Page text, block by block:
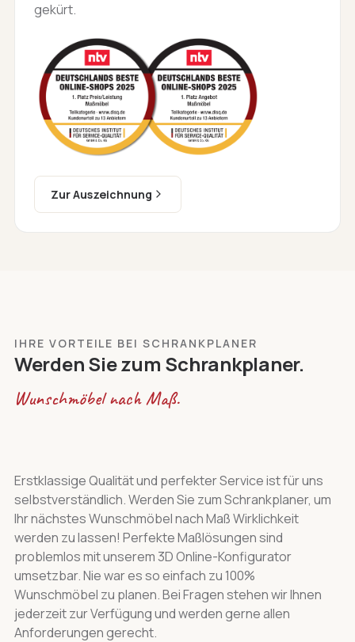
gekürt.
Zur Auszeichnung
IHRE VORTEILE BEI SCHRANKPLANER
Werden Sie zum Schrankplaner.
Wunschmöbel nach Maß.
Erstklassige Qualität und perfekter Service ist für uns
selbstverständlich. Werden Sie zum Schrankplaner, um
Ihr nächstes Wunschmöbel nach Maß Wirklichkeit
werden zu lassen! Perfekte Maßlösungen sind
problemlos mit unserem 3D Online-Konfigurator
umsetzbar. Nie war es so einfach zu 100%
Wunschmöbel zu planen. Bei Fragen stehen wir Ihnen
jederzeit zur Verfügung und werden gerne allen
Anforderungen gerecht.